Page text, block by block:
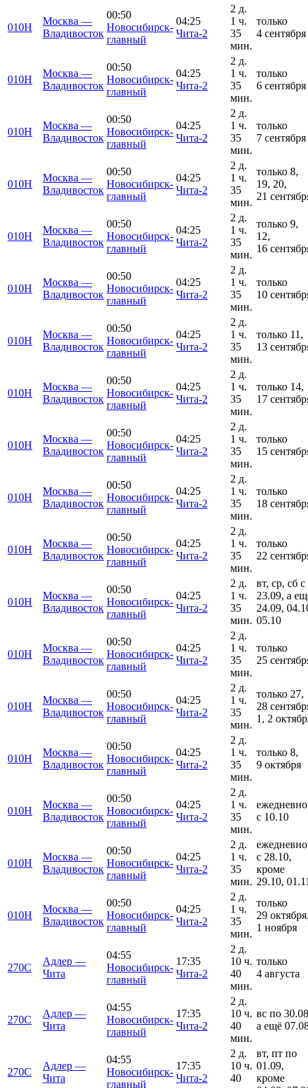
010Н
Москва —
Владивосток
00:50
Новосибирск-
главный
04:25
Чита-2
2 д.
1 ч.
35
мин.
только
4 сентября
010Н
Москва —
Владивосток
00:50
Новосибирск-
главный
04:25
Чита-2
2 д.
1 ч.
35
мин.
только
6 сентября
010Н
Москва —
Владивосток
00:50
Новосибирск-
главный
04:25
Чита-2
2 д.
1 ч.
35
мин.
только
7 сентября
010Н
Москва —
Владивосток
00:50
Новосибирск-
главный
04:25
Чита-2
2 д.
1 ч.
35
мин.
только 8,
19, 20,
21
010Н
Москва —
Владивосток
00:50
Новосибирск-
главный
04:25
Чита-2
2 д.
1 ч.
35
мин.
только 9,
12,
16
010Н
Москва —
Владивосток
00:50
Новосибирск-
главный
04:25
Чита-2
2 д.
1 ч.
35
мин.
только
10
010Н
Москва —
Владивосток
00:50
Новосибирск-
главный
04:25
Чита-2
2 д.
1 ч.
35
мин.
только 11,
13
010Н
Москва —
Владивосток
00:50
Новосибирск-
главный
04:25
Чита-2
2 д.
1 ч.
35
мин.
только 14,
17
010Н
Москва —
Владивосток
00:50
Новосибирск-
главный
04:25
Чита-2
2 д.
1 ч.
35
мин.
только
15
010Н
Москва —
Владивосток
00:50
Новосибирск-
главный
04:25
Чита-2
2 д.
1 ч.
35
мин.
только
18
010Н
Москва —
Владивосток
00:50
Новосибирск-
главный
04:25
Чита-2
2 д.
1 ч.
35
мин.
только
22
010Н
Москва —
Владивосток
00:50
Новосибирск-
главный
04:25
Чита-2
2 д.
1 ч.
35
мин.
вт, ср, сб с
23.09, а
24.09,
05.10
010Н
Москва —
Владивосток
00:50
Новосибирск-
главный
04:25
Чита-2
2 д.
1 ч.
35
мин.
только
25
010Н
Москва —
Владивосток
00:50
Новосибирск-
главный
04:25
Чита-2
2 д.
1 ч.
35
мин.
только 27,
28
1, 2
010Н
Москва —
Владивосток
00:50
Новосибирск-
главный
04:25
Чита-2
2 д.
1 ч.
35
мин.
только 8,
9 октября
010Н
Москва —
Владивосток
00:50
Новосибирск-
главный
04:25
Чита-2
2 д.
1 ч.
35
мин.
ежедневно
с 10.10
010Н
Москва —
Владивосток
00:50
Новосибирск-
главный
04:25
Чита-2
2 д.
1 ч.
35
мин.
ежедневно
с 28.10,
кроме
29.10,
010Н
Москва —
Владивосток
00:50
Новосибирск-
главный
04:25
Чита-2
2 д.
1 ч.
35
мин.
только
29
1 ноября
270С
Адлер —
Чита
04:55
Новосибирск-
главный
17:35
Чита-2
2 д.
10 ч.
40
мин.
только
4 августа
270С
Адлер —
Чита
04:55
Новосибирск-
главный
17:35
Чита-2
2 д.
10 ч.
40
мин.
вс по
а ещё
270С
Адлер —
Чита
04:55
Новосибирск-
главный
17:35
Чита-2
2 д.
10 ч.
40
вт, пт по
01.09,
кроме